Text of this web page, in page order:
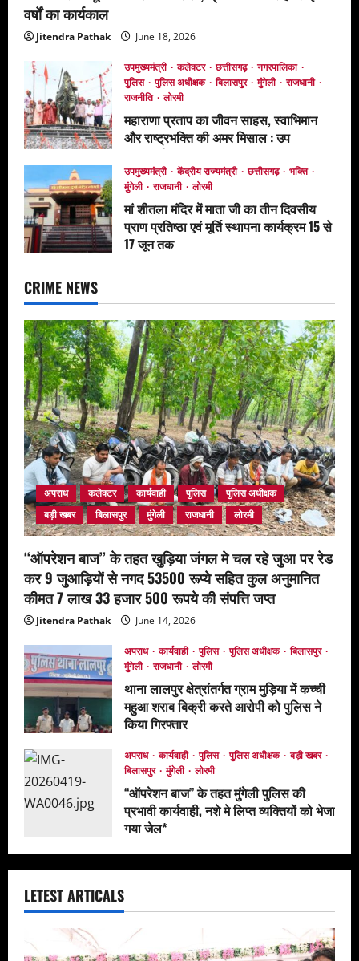
वर्षों का कार्यकाल
Jitendra Pathak June 18, 2026
उपमुख्यमंत्री कलेक्टर छत्तीसगढ़
नगरपालिका
पुलिस
पुलिस अधीक्षक बिलासपुर मुंगेली
राजधानी
राजनीति
लोरमी
महाराणा प्रताप का जीवन साहस, स्वाभिमान
और राष्ट्रभक्ति की अमर मिसाल : उप
मुख्यमंत्री अरुण साव*
June 17, 2026
उपमुख्यमंत्री केंद्रीय राज्यमंत्री छत्तीसगढ़
भक्ति
मुंगेली
राजधानी लोरमी
मां शीतला मंदिर में माता जी का तीन दिवसीय
प्राण प्रतिष्ठा एवं मूर्ति स्थापना कार्यक्रम 15 से
17 जून तक
CRIME NEWS
अपराध कलेक्टर कार्यवाही पुलिस
पुलिस अधीक्षक
बड़ी खबर
बिलासपुर मुंगेली राजधानी लोरमी
‘‘ऑपरेशन बाज’’ के तहत खुड़िया जंगल मे चल रहे जुआ पर रेड
कर 9 जुआड़ियों से नगद 53500 रूप्ये सहित कुल अनुमानित
कीमत 7 लाख 33 हजार 500 रूपये की संपत्ति जप्त
Jitendra Pathak June 14, 2026
अपराध कार्यवाही पुलिस पुलिस अधीक्षक
बिलासपुर
मुंगेली
राजधानी लोरमी
थाना लालपुर क्षेत्रांतर्गत ग्राम मुड़िया में कच्ची
महुआ शराब बिक्री करते आरोपी को पुलिस ने
किया गिरफ्तार
अपराध कार्यवाही पुलिस पुलिस अधीक्षक
बड़ी खबर
बिलासपुर
मुंगेली लोरमी
‘‘ऑपरेशन बाज’’ के तहत मुंगेली पुलिस की
प्रभावी कार्यवाही, नशे मे लिप्त व्यक्तियों को भेजा
गया जेल*
LETEST ARTICALS